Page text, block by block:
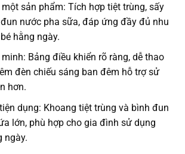
sản phẩm: Tích hợp tiệt trùng, sấy
nước pha sữa, đáp ứng đầy đủ nhu
hằng ngày.
Bảng điều khiển rõ ràng, dễ thao
đèn chiếu sáng ban đêm hỗ trợ sử
hơn.
dụng: Khoang tiệt trùng và bình đun
lớn, phù hợp cho gia đình sử dụng
ngày.